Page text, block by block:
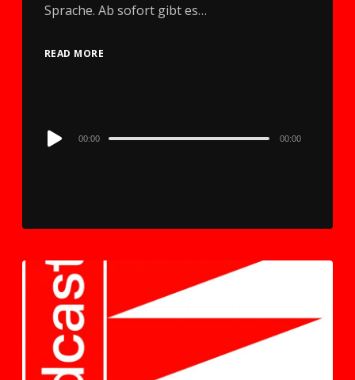
Sprache. Ab sofort gibt es…
READ MORE
Audio
00:00 00:00